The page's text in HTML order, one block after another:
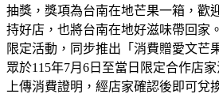
抽獎，獎項為台南在地芒果一箱，歡
持好店，也將台南在地好滋味帶回家
限定活動，同步推出「消費贈愛文芒
眾於115年7月6日至當日限定合作店
上傳消費證明，經店家確認後即可兌